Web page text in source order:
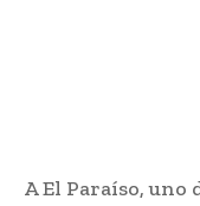
A El Paraíso, uno